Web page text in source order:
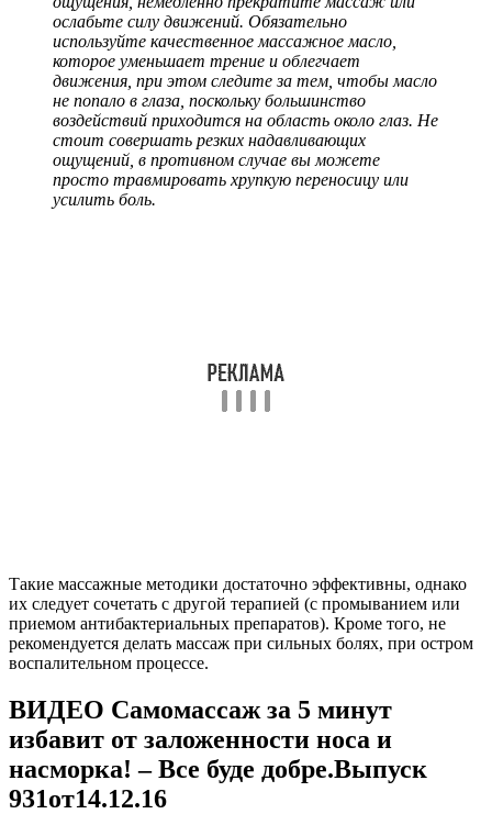
ослабьте силу движений. Обязательно
используйте качественное массажное масло,
которое уменьшает трение и облегчает
движения, при этом следите за тем, чтобы масло
не попало в глаза, поскольку большинство
воздействий приходится на область около глаз. Не
стоит совершать резких надавливающих
ощущений, в противном случае вы можете
просто травмировать хрупкую переносицу или
усилить боль.
Такие массажные методики достаточно эффективны, однако
их следует сочетать с другой терапией (с промыванием или
приемом антибактериальных препаратов). Кроме того, не
рекомендуется делать массаж при сильных болях, при остром
воспалительном процессе.
ВИДЕО Самомассаж за 5 минут
избавит от заложенности носа и
насморка! – Все буде добре.Выпуск
931от14.12.16